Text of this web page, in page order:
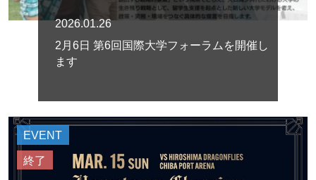
2026.01.26
2月6日 第6回国際大学フォーラムを開催し
ます
EVENT
終了